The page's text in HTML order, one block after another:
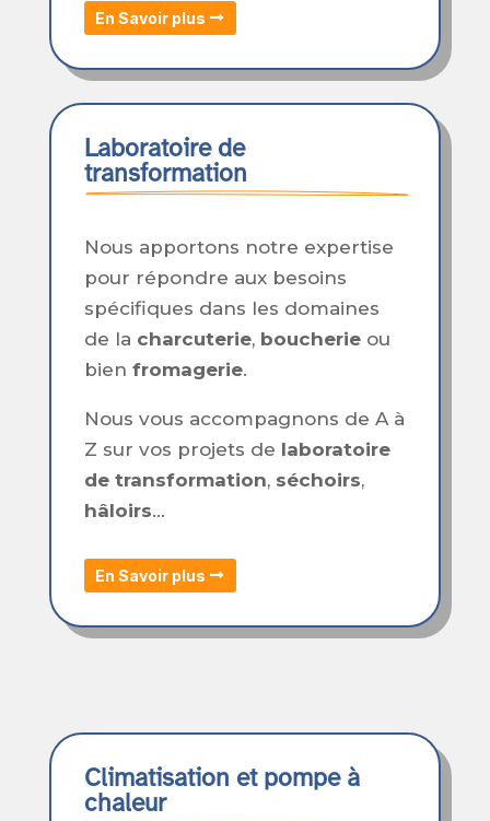
En Savoir plus
Laboratoire de
transformation
Nous apportons notre expertise
pour répondre aux besoins
spécifiques dans les domaines
de la charcuterie, boucherieou
bien fromagerie.
Nous vous accompagnons de A à
Z sur vos projets de laboratoire
de transformation, séchoirs,
hâloirs…
En Savoir plus
Climatisation et pompe à
chaleur